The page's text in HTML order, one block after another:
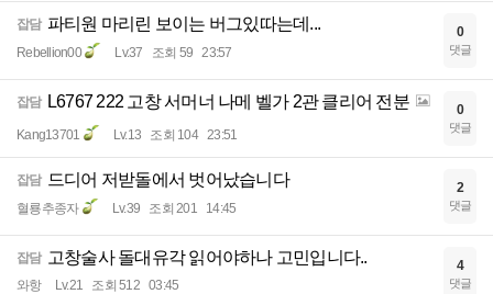
잡담 파티원 마리린 보이는 버그있따는데...
Rebellion00 Lv.37 조회 59 23:57
0
댓글
잡담 L6767 222 고창 서머너 나메 벨가 2관 클리어 전분
Kang13701 Lv.13 조회 104 23:51
0
댓글
잡담 드디어 저받돌에서 벗어났습니다
혈룡추종자 Lv.39 조회 201 14:45
2
댓글
잡담 고창술사 돌대유각 읽어야하나 고민입니다..
와항 Lv.21 조회 512 03:45
4
댓글